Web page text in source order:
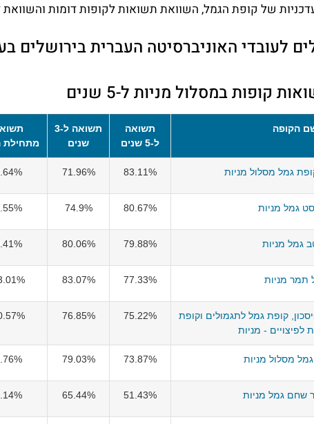
של קופת הגמל, השוואת תשואות לקופות דומות והשוואת
לעובדי האוניברסיטה העברית בירושלים
קופות במסלול מניות ל-5 שנים
הקופה
תשואה
ל-5 שנים
תשואה ל-3
שנים
מתחילת
גמל מסלול מניות 83.11%
71.96%
גמל מניות 80.67%
74.9%
גמל מניות 79.88%
80.06%
תמר מניות 77.33%
83.07%
קופת גמל לתגמולים וקופת
לפיצויים - מניות
75.22%
76.85%
מסלול מניות 73.87%
79.03%
שחם גמל מניות 51.43%
65.44%